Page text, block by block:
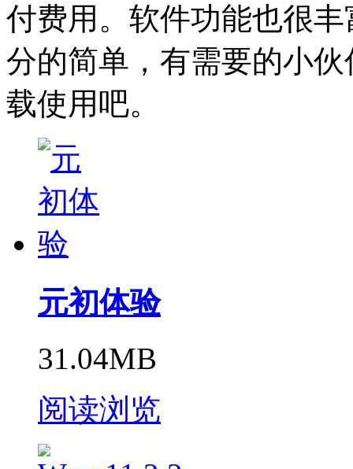
付费用。软件功能也很
分的简单，有需要的小
载使用吧。
元初体验
31.04MB
阅读浏览